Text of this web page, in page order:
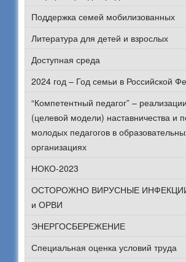
Поддержка семей мобилизованных
Литература для детей и взрослых
Доступная среда
2024 год – Год семьи в Российской
“Компетентный педагог” –
(целевой модели) наставничества и
молодых педагогов в
организациях
НОКО-2023
ОСТОРОЖНО ВИРУСНЫЕ ИНФЕКЦИИ
и ОРВИ
ЭНЕРГОСБЕРЕЖЕНИЕ
Специальная оценка условий труда